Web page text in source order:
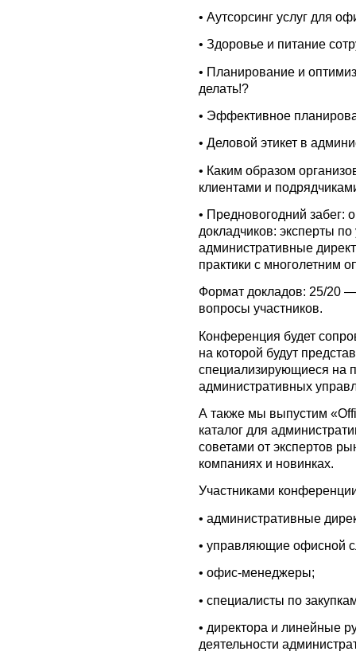
• Аутсорсинг услуг для
• Здоровье и питание
• Планирование и
делать!?
• Эффективное
• Деловой этикет в
• Каким образом
клиентами и
• Предновогодний забег:
докладчиков: эксперты
административные
практики с многолетним
Формат докладов: 25/20
вопросы участников.
Конференция будет
на которой будут
специализирующиеся на
административных
А также мы выпустим
каталог для
советами от экспертов
компаниях и новинках.
Участниками
• административные
• управляющие офисной
• офис-менеджеры;
• специалисты по
• директора и линейные
деятельности